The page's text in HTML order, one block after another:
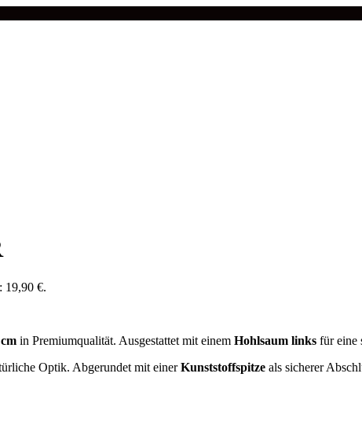
19,90 €.
in Premiumqualität. Ausgestattet mit einem Hohlsaum links für eine
Optik. Abgerundet mit einerKunststoffspitze als sicherer